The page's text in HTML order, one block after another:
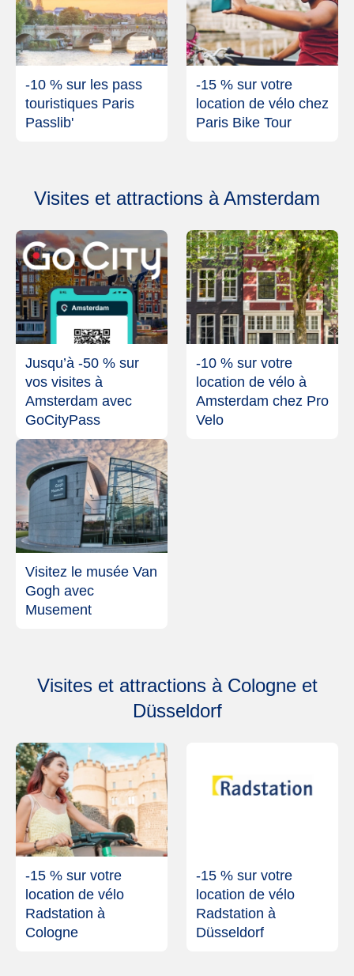
-10 % sur les pass
touristiques Paris
Passlib'
-15 % sur votre
location de vélo chez
Paris Bike Tour
Visites et attractions à Amsterdam
Jusqu’à -50 % sur
vos visites à
Amsterdam avec
GoCityPass
-10 % sur votre
location de vélo à
Amsterdam chez Pro
Velo
Visitez le musée Van
Gogh avec
Musement
Visites et attractions à Cologne et
Düsseldorf
-15 % sur votre
location de vélo
Radstation à
Cologne
-15 % sur votre
location de vélo
Radstation à
Düsseldorf